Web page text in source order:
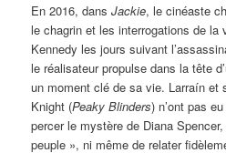
En 2016, dansJackie, le cinéaste
le chagrin et les interrogations de la
Kennedy les jours suivant
le réalisateur propulse dans la tête
un moment clé de sa vie. Larraín et
Knight (Peaky Blinders) n’ont pas
percer le mystère de Diana
peuple », ni même de relater